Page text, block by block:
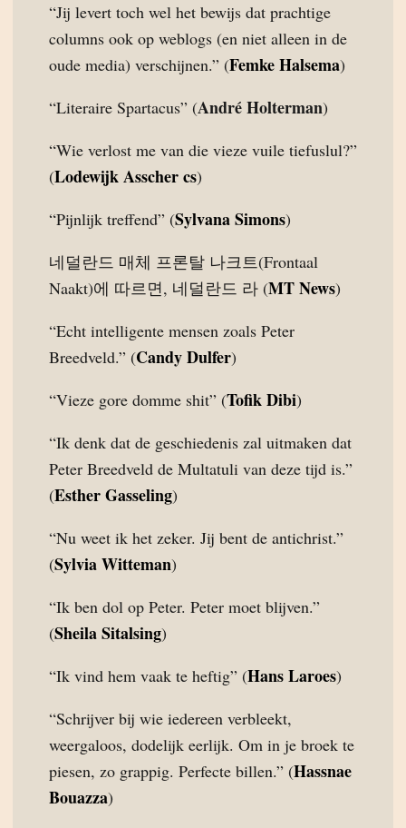
“Jij levert toch wel het bewijs dat prachtige
columns ook op weblogs (en niet alleen in de
oude media) verschijnen.” (Femke Halsema)
“Literaire Spartacus” (André Holterman)
“Wie verlost me van die vieze vuile tiefuslul?”
(Lodewijk Asscher cs)
“Pijnlijk treffend” (Sylvana Simons)
네덜란드 매체 프론탈 나크트(Frontaal
Naakt)에 따르면, 네덜란드 라 (MT News)
“Echt intelligente mensen zoals Peter
Breedveld.” (Candy Dulfer)
“Vieze gore domme shit” (Tofik Dibi)
“Ik denk dat de geschiedenis zal uitmaken dat
Peter Breedveld de Multatuli van deze tijd is.”
(Esther Gasseling)
“Nu weet ik het zeker. Jij bent de antichrist.”
(Sylvia Witteman)
“Ik ben dol op Peter. Peter moet blijven.”
(Sheila Sitalsing)
“Ik vind hem vaak te heftig” (Hans Laroes)
“Schrijver bij wie iedereen verbleekt,
weergaloos, dodelijk eerlijk. Om in je broek te
piesen, zo grappig. Perfecte billen.” (Hassnae
Bouazza)